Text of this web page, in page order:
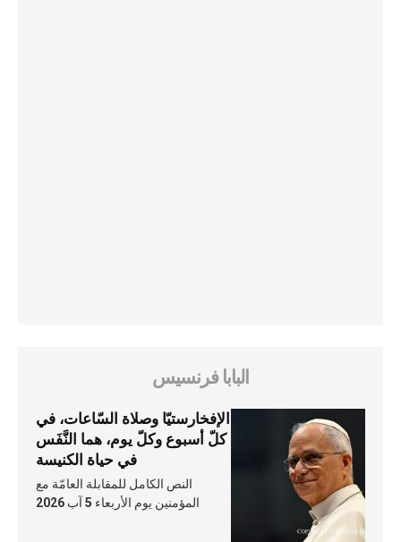
البابا فرنسيس
الإفخارستيّا وصلاة السّاعات، في
كلّ أسبوع وكلّ يوم، هما النَّفَس
في حياة الكنيسة
النص الكامل للمقابلة العامّة مع
المؤمنين يوم الأربعاء 5 آب 2026